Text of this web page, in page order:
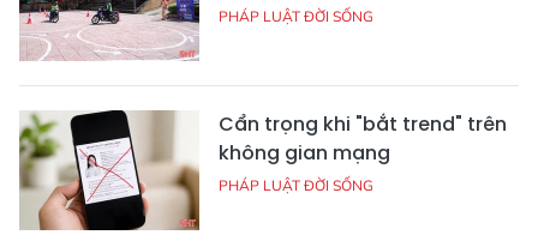
PHÁP LUẬT ĐỜI SỐNG
Cẩn trọng khi "bắt trend" trên
không gian mạng
PHÁP LUẬT ĐỜI SỐNG